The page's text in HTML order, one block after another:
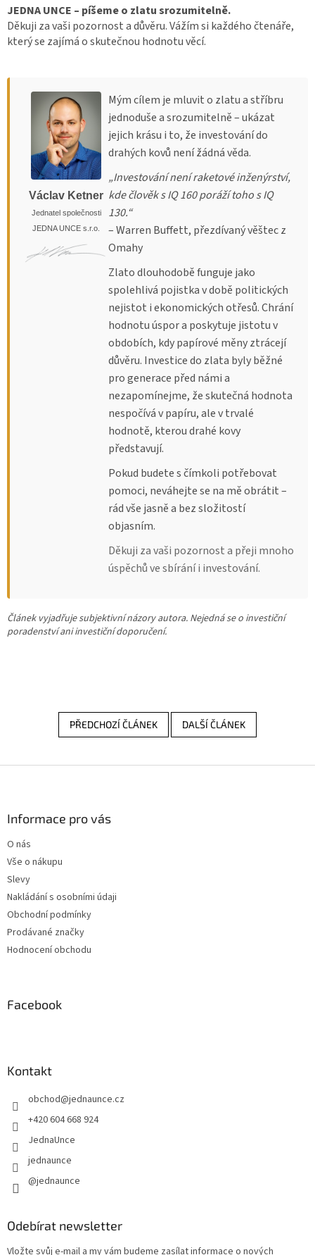
JEDNA UNCE – píšeme o zlatu srozumitelně.
Děkuji za vaši pozornost a důvěru. Vážím si každého čtenáře,
který se zajímá o skutečnou hodnotu věcí.
Václav Ketner
Jednatel společnosti
JEDNA UNCE s.r.o.
Mým cílem je mluvit o zlatu a stříbru
jednoduše a srozumitelně – ukázat
jejich krásu i to, že investování do
drahých kovů není žádná věda.
„Investování není raketové inženýrství,
kde člověk s IQ 160 poráží toho s IQ
130.“
– Warren Buffett, přezdívaný věštec z
Omahy
Zlato dlouhodobě funguje jako
spolehlivá pojistka v době politických
nejistot i ekonomických otřesů. Chrání
hodnotu úspor a poskytuje jistotu v
obdobích, kdy papírové měny ztrácejí
důvěru. Investice do zlata byly běžné
pro generace před námi a
nezapomínejme, že skutečná hodnota
nespočívá v papíru, ale v trvalé
hodnotě, kterou drahé kovy
představují.
Pokud budete s čímkoli potřebovat
pomoci, neváhejte se na mě obrátit –
rád vše jasně a bez složitostí
objasním.
Děkuji za vaši pozornost a přeji mnoho
úspěchů ve sbírání i investování.
Článek vyjadřuje subjektivní názory autora. Nejedná se o investiční
poradenství ani investiční doporučení.
PŘEDCHOZÍ ČLÁNEK DALŠÍ ČLÁNEK
Informace pro vás
O nás
Vše o nákupu
Slevy
Nakládání s osobními údaji
Obchodní podmínky
Prodávané značky
Hodnocení obchodu
Facebook
Kontakt
obchod@jednaunce.cz
+420 604 668 924
JednaUnce
jednaunce
@jednaunce
Odebírat newsletter
Vložte svůj e-mail a my vám budeme zasílat informace o nových